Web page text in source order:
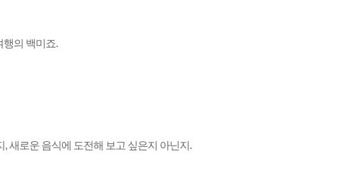
행의 백미죠.
새로운 음식에 도전해 보고 싶은지 아닌지.